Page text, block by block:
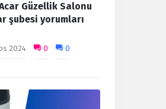
Güzellik Salonu
şubesi yorumları
2024 0 0